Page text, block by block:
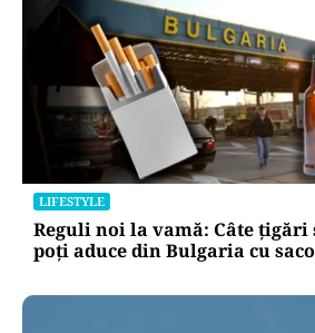
LIFESTYLE
Reguli noi la vamă: Câte
poți aduce din Bulgaria cu